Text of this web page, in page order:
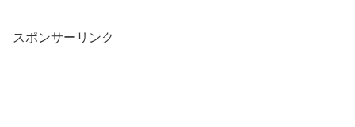
スポンサーリンク